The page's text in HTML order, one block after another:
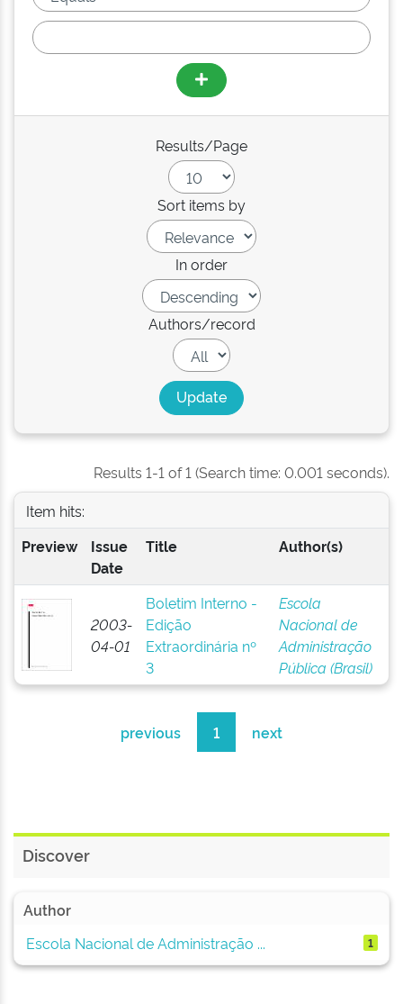
Results/Page
Sort items by
In order
Authors/record
Results 1-1 of 1 (Search time: 0.001 seconds).
Item hits:
Preview
Issue
Date
Title Author(s)
2003-
04-01
Boletim Interno -
Edição
Extraordinária nº
3
Escola
Nacional de
Administração
Pública (Brasil)
previous 1 next
Discover
Author
Escola Nacional de Administração ...
1